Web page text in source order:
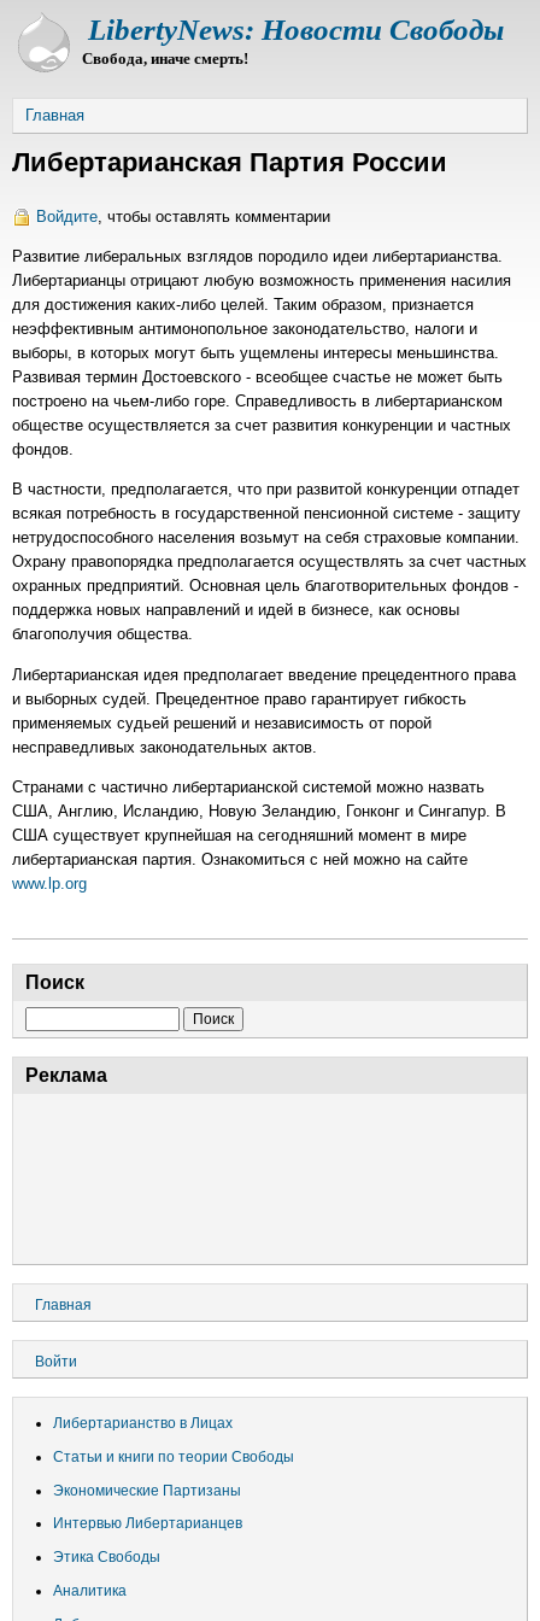
Перейти
основному
LibertyNews: Новости Свободы
Свобода, иначе смерть!
Строка
навигации
Главная
Либертарианская Партия России
Войдите , чтобы оставлять комментарии
Развитие либеральных взглядов породило идеи либертарианства.
Либертарианцы отрицают любую возможность применения насилия
для достижения каких-либо целей. Таким образом, признается
неэффективным антимонопольное законодательство, налоги и
выборы, в которых могут быть ущемлены интересы меньшинства.
Развивая термин Достоевского - всеобщее счастье не может быть
построено на чьем-либо горе. Справедливость в либертарианском
обществе осуществляется за счет развития конкуренции и частных
фондов.
В частности, предполагается, что при развитой конкуренции отпадет
всякая потребность в государственной пенсионной системе - защиту
нетрудоспособного населения возьмут на себя страховые компании.
Охрану правопорядка предполагается осуществлять за счет частных
охранных предприятий. Основная цель благотворительных фондов -
поддержка новых направлений и идей в бизнесе, как основы
благополучия общества.
Либертарианская идея предполагает введение прецедентного права
и выборных судей. Прецедентное право гарантирует гибкость
применяемых судьей решений и независимость от порой
несправедливых законодательных актов.
Странами с частично либертарианской системой можно назвать
США, Англию, Исландию, Новую Зеландию, Гонконг и Сингапур. В
США существует крупнейшая на сегодняшний момент в мире
либертарианская партия. Ознакомиться с ней можно на сайте
www.lp.org
Поиск
Реклама
Основная
навигация
Главная
Меню
учётной
пользователя
Войти
Либертарианство в Лицах
Статьи и книги по теории Свободы
Экономические Партизаны
Интервью Либертарианцев
Этика Свободы
Аналитика